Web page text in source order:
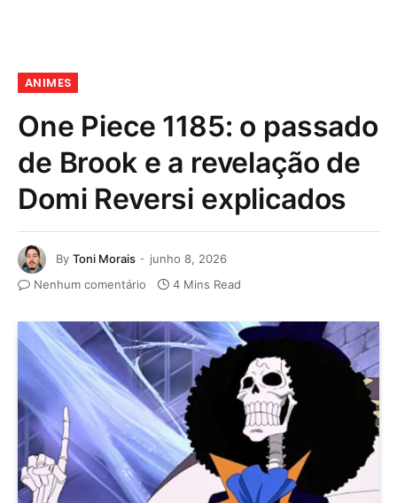
ANIMES
One Piece 1185: o passado
de Brook e a revelação de
Domi Reversi explicados
By Toni Morais
junho 8, 2026
Nenhum comentário
4 Mins Read